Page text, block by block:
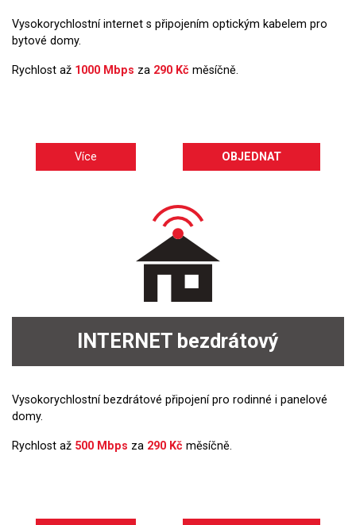
Vysokorychlostní internet s připojením optickým kabelem pro
bytové domy.
Rychlost až 1000 Mbps za 290 Kč měsíčně.
Více OBJEDNAT
INTERNET bezdrátový
Vysokorychlostní bezdrátové připojení pro rodinné i panelové
domy.
Rychlost až 500 Mbps za 290 Kč měsíčně.